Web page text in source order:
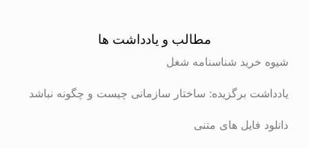
مطالب و یادداشت ها
شیوه خرید شناسنامه شغل
یادداشت برگزیده: ساختار سازمانی چیست و چگونه نباشد
دانلود فایل های متنی